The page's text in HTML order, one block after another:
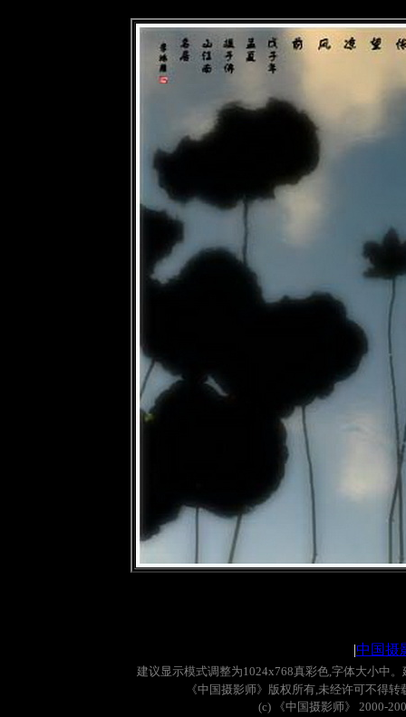
|中国摄
建议显示模式调整为1024x768真彩色,字体大小中。
《中国摄影师》版权所有,未经许可不得转
(c)
《中国摄影师》 2000-200